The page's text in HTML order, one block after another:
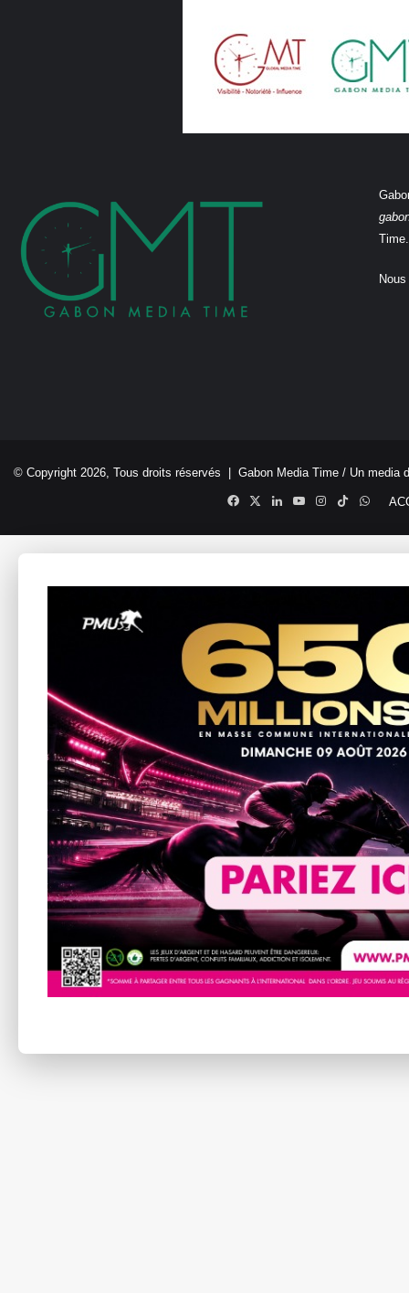
Time.
© Copyright 2026, Tous droits réservés | Gabon Media Time / Un media
Facebook
X LinkedinYouTubeInstagram
TikTok